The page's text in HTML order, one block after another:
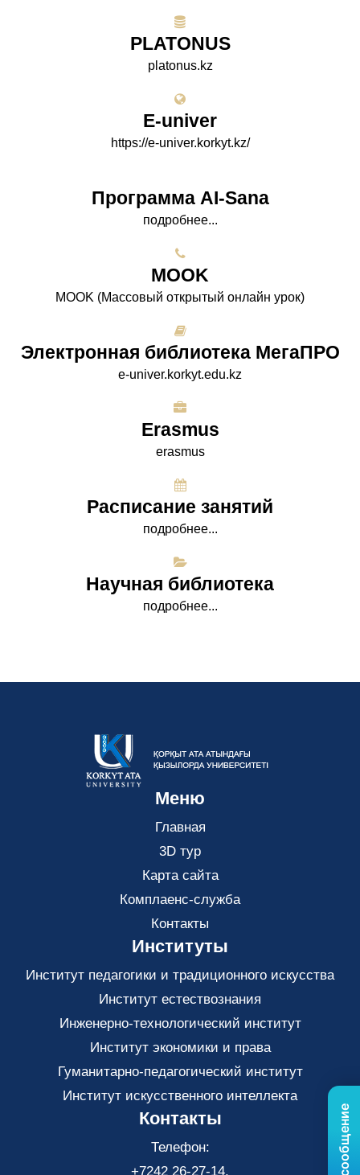
PLATONUS
platonus.kz
E-univer
https://e-univer.korkyt.kz/
Программа AI-Sana
подробнее...
МООK
МООK (Массовый открытый онлайн урок)
Электронная библиотека МегаПРО
e-univer.korkyt.edu.kz
Erasmus
erasmus
Расписание занятий
подробнее...
Научная библиотека
подробнее...
Меню
Главная
3D тур
Карта сайта
Комплаенс-служба
Контакты
Институты
Институт педагогики и традиционного искусства
Институт естествознания
Инженерно-технологический институт
Институт экономики и права
Гуманитарно-педагогический институт
Институт искусственного интеллекта
Контакты
Телефон:
+7242 26-27-14,